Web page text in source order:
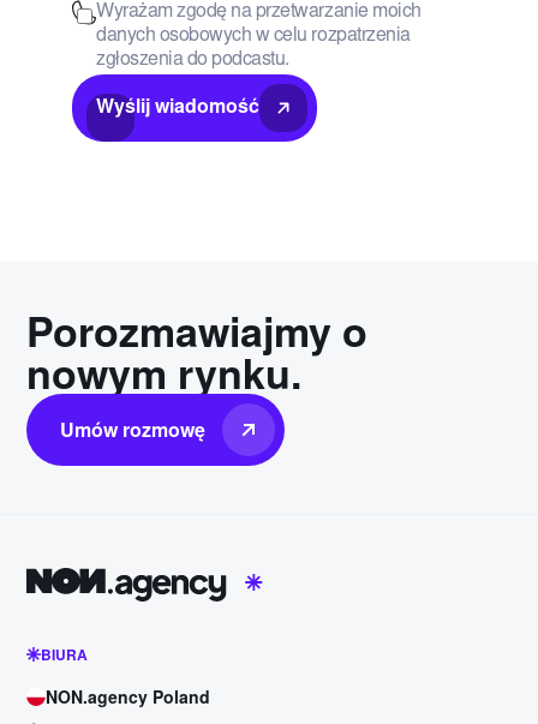
Wyrażam zgodę na przetwarzanie moich
danych osobowych w celu rozpatrzenia
zgłoszenia do podcastu.
Wyślij wiadomość
Porozmawiajmy o
nowym rynku.
Umów rozmowę
BIURA
NON.agency Poland